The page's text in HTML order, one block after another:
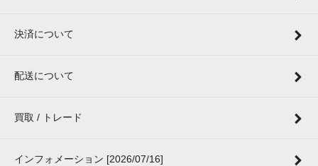
決済について
配送について
買取 / トレード
インフォメーション [2026/07/16]